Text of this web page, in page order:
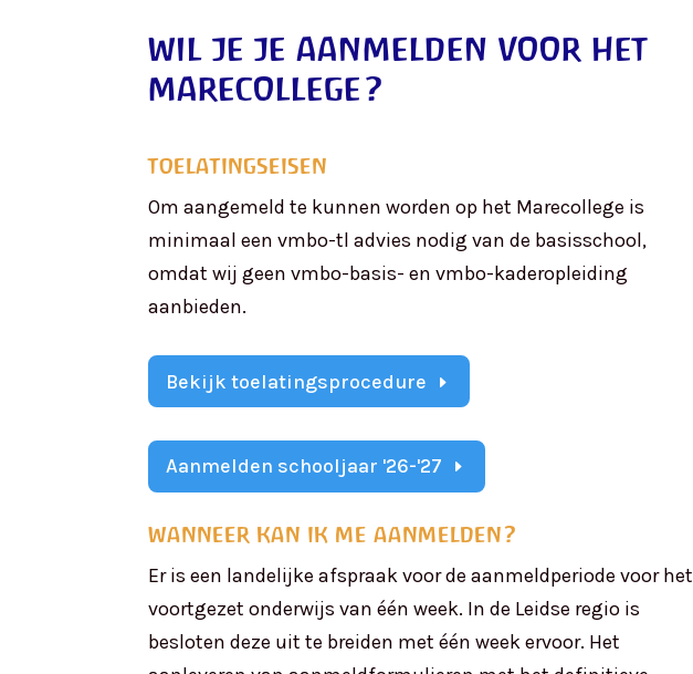
wil je je aanmelden voor het
marecollege?
toelatingseisen
Om aangemeld te kunnen worden op het Marecollege is
minimaal een vmbo-tl advies nodig van de basisschool,
omdat wij geen vmbo-basis- en vmbo-kaderopleiding
aanbieden.
Bekijk toelatingsprocedure
Aanmelden schooljaar '26-'27
wanneer kan ik me aanmelden?
Er is een landelijke afspraak voor de aanmeldperiode voor het
voortgezet onderwijs van één week. In de Leidse regio is
besloten deze uit te breiden met één week ervoor. Het